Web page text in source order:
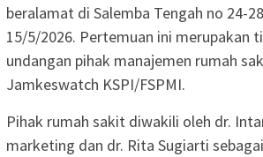
beralamat di Salemba Tengah no 24-
15/5/2026. Pertemuan ini merupakan
undangan pihak manajemen rumah
Jamkeswatch KSPI/FSPMI.
Pihak rumah sakit diwakili oleh dr.
marketing dan dr. Rita Sugiarti